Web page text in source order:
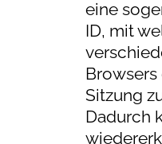
eine
ID, mit
Sitzung
Dadurch